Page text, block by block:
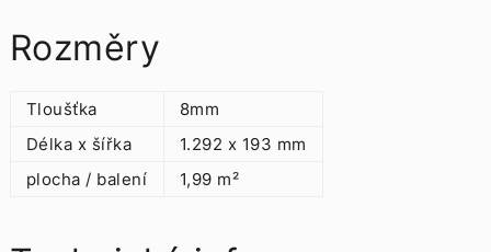
Rozměry
Tloušťka
8mm
Délka x šířka
1.292 x 193 mm
plocha / balení
1,99 m²